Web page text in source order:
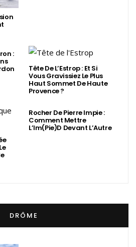
:
Tête De L’Estrop : Et Si
Vous Gravissiez Le Plus
Haut Sommet De Haute
Provence ?
Rocher De Pierre Impie :
Comment Mettre
L’Im(Pie)d Devant L’Autre
DRÔME